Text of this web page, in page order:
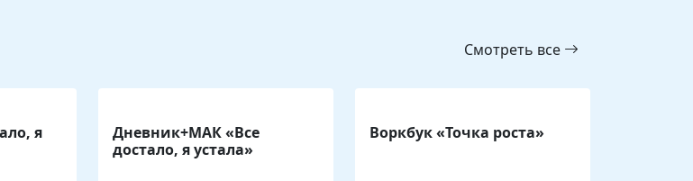
Смотреть все
я
Дневник+МАК «Все
достало, я устала»
Воркбук «Точка роста»